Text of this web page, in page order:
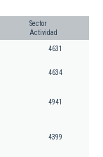
Sector
Actividad
4631
4634
4941
4399